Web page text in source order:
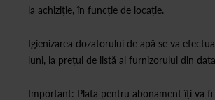
la achiziție, în funcție de locație.
Igienizarea dozatorului de apă se va
luni, la prețul de listă al furnizorului din
Important: Plata pentru abonament îți va